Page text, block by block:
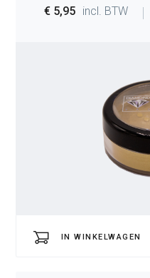
€ 5,95 incl. BTW
IN WINKELWAGEN